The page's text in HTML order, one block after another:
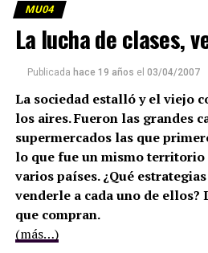
MU04
La lucha de clases,
Publicada hace 19 años el 03/04/2007
La sociedad estalló y el viejo
los aires. Fueron las grandes
supermercados las que
lo que fue un mismo territorio
varios países. ¿Qué
venderle a cada uno de ellos?
que compran.
(más…)